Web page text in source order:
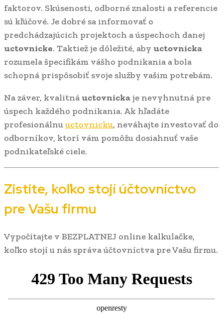
faktorov. Skúsenosti, odborné znalosti a referencie
sú kľúčové. Je dobré sa informovať o
predchádzajúcich projektoch a úspechoch danej
uctovnicke. Taktiež je dôležité, aby uctovnicka
rozumela špecifikám vášho podnikania a bola
schopná prispôsobiť svoje služby vašim potrebám.
Na záver, kvalitná uctovnickaje nevyhnutná pre
úspech každého podnikania. Ak hľadáte
profesionálnuuctovnicku, neváhajte investovať do
odborníkov, ktorí vám pomôžu dosiahnuť vaše
podnikateľské ciele.
Zistite, koľko stojí účtovníctvo
pre Vašu firmu
Vypočítajte v BEZPLATNEJ online kalkulačke,
koľko stojí u nás správa účtovníctva pre Vašu firmu.